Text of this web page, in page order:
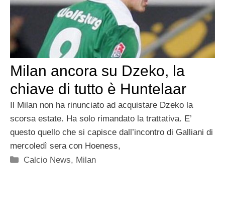
Milan ancora su Dzeko, la
chiave di tutto è Huntelaar
Il Milan non ha rinunciato ad acquistare Dzeko la
scorsa estate. Ha solo rimandato la trattativa. E’
questo quello che si capisce dall’incontro di Galliani di
mercoledì sera con Hoeness,
Categorie
Calcio News, Milan